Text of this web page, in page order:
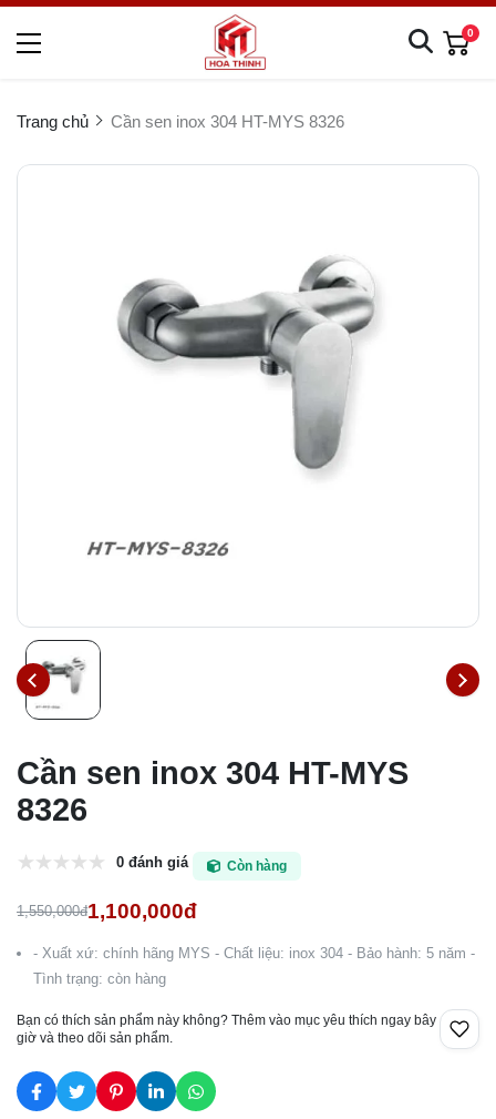
0
Trang chủ Cần sen inox 304 HT-MYS 8326
Cần sen inox 304 HT-MYS
8326
0 đánh giá Còn hàng
1,550,000đ1,100,000đ
- Xuất xứ: chính hãng MYS - Chất liệu: inox 304 - Bảo hành: 5 năm -
Tình trạng: còn hàng
Bạn có thích sản phẩm này không? Thêm vào mục yêu thích ngay bây
giờ và theo dõi sản phẩm.